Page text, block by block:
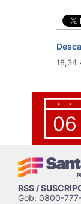
18,34
06
RSS /
Gob: 0800-